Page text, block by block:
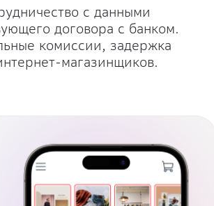
с данными
договора с банком.
комиссии, задержка
магазинщиков.